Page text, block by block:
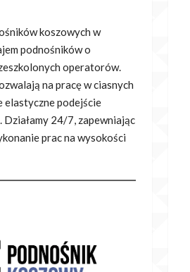
koszowych w
podnośników o
operatorów.
na pracę w ciasnych
elastyczne podejście
24/7, zapewniając
prac na wysokości